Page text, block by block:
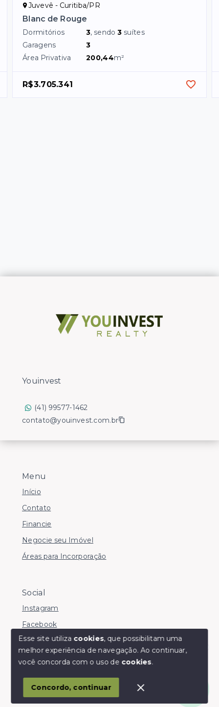
Juvevê - Curitiba/PR
Blanc de Rouge
Dormitórios 3, sendo3 suítes
Garagens
3
Área Privativa
200,44m²
R$3.705.341
Olá! somos da Linkmob, como podemos ajudar?
Menu
Início
Contato
Financie
Negocie seu Imóvel
Áreas para Incorporação
Social
Instagram
Facebook
© Copyright 2026 - Youinvest - Todos os direitos
SITE PARA IMOBILIARIA
Youinvest
(41) 99577-1462
contato@youinvest.com.br
Esse site utiliza cookies, que possibilitam uma
melhor experiência de navegação.Ao continuar,
você concorda com o uso de cookies.
Concordo, continuar